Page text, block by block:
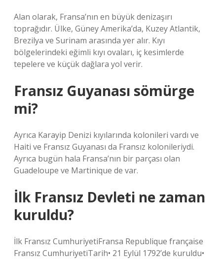
Alan olarak, Fransa’nın en büyük denizaşırı
toprağıdır. Ülke, Güney Amerika’da, Kuzey Atlantik,
Brezilya ve Surinam arasında yer alır. Kıyı
bölgelerindeki eğimli kıyı ovaları, iç kesimlerde
tepelere ve küçük dağlara yol verir.
Fransız Guyanası sömürge
mi?
Ayrıca Karayip Denizi kıyılarında kolonileri vardı ve
Haiti ve Fransız Guyanası da Fransız kolonileriydi.
Ayrıca bugün hala Fransa’nın bir parçası olan
Guadeloupe ve Martinique de var.
İlk Fransız Devleti ne zaman
kuruldu?
İlk Fransız CumhuriyetiFransa Republique française
Fransız CumhuriyetiTarih• 21 Eylül 1792’de kuruldu•